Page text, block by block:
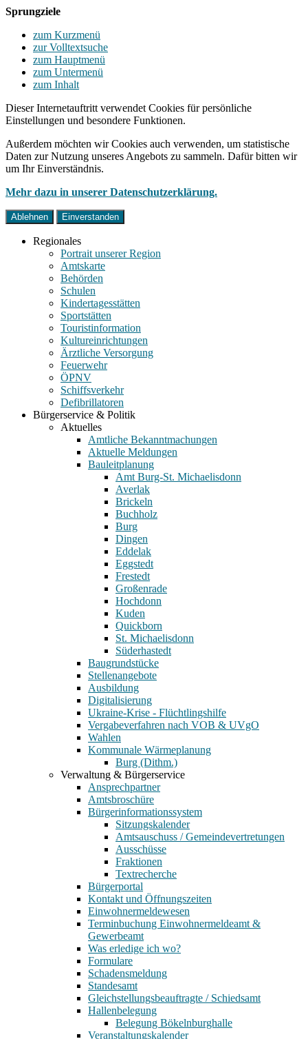
Sprungziele
zum Kurzmenü
zur Volltextsuche
zum Hauptmenü
zum Untermenü
zum Inhalt
Dieser Internetauftritt verwendet Cookies für persönliche
Einstellungen und besondere Funktionen.
Außerdem möchten wir Cookies auch verwenden, um statistische
Daten zur Nutzung unseres Angebots zu sammeln. Dafür bitten wir
um Ihr Einverständnis.
Mehr dazu in unserer Datenschutzerklärung.
Ablehnen Einverstanden
Regionales
Portrait unserer Region
Amtskarte
Behörden
Schulen
Kindertagesstätten
Sportstätten
Touristinformation
Kultureinrichtungen
Ärztliche Versorgung
Feuerwehr
ÖPNV
Schiffsverkehr
Defibrillatoren
Bürgerservice & Politik
Aktuelles
Amtliche Bekanntmachungen
Aktuelle Meldungen
Bauleitplanung
Amt Burg-St. Michaelisdonn
Averlak
Brickeln
Buchholz
Burg
Dingen
Eddelak
Eggstedt
Frestedt
Großenrade
Hochdonn
Kuden
Quickborn
St. Michaelisdonn
Süderhastedt
Baugrundstücke
Stellenangebote
Ausbildung
Digitalisierung
Ukraine-Krise - Flüchtlingshilfe
Vergabeverfahren nach VOB & UVgO
Wahlen
Kommunale Wärmeplanung
Burg (Dithm.)
Verwaltung & Bürgerservice
Ansprechpartner
Amtsbroschüre
Bürgerinformationssystem
Sitzungskalender
Amtsauschuss / Gemeindevertretungen
Ausschüsse
Fraktionen
Textrecherche
Bürgerportal
Kontakt und Öffnungszeiten
Einwohnermeldewesen
Terminbuchung Einwohnermeldeamt &
Gewerbeamt
Was erledige ich wo?
Formulare
Schadensmeldung
Standesamt
Gleichstellungsbeauftragte / Schiedsamt
Hallenbelegung
Belegung Bökelnburghalle
Veranstaltungskalender